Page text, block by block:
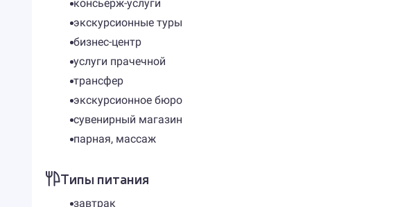
консьерж-услуги
экскурсионные туры
бизнес-центр
услуги прачечной
трансфер
экскурсионное бюро
сувенирный магазин
парная, массаж
Типы питания
завтрак